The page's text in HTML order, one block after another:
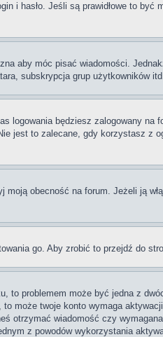
i hasło. Jeśli są prawidłowe to
aby móc pisać wiadomości.
subskrypcja grup użytkowników
logowania będziesz zalogowany na
jest to zalecane, gdy korzystasz z
moją obecność na forum. Jeżeli ją
go. Aby zrobić to przejdź do
to problemem może być jedna z
może twoje konto wymaga
otrzymać wiadomość czy
z powodów wykorzystania